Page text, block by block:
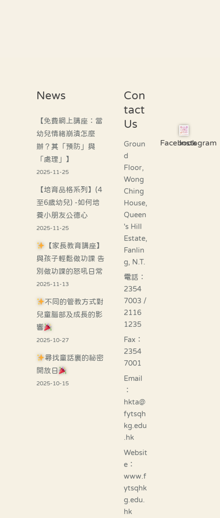
News
【免費網上講座：當
幼兒情緒崩潰怎麼
辦？其「預防」與
「處理」】
2025-11-25
【培育品格系列】(4
至6歲幼兒) -如何培
養小朋友公德心
2025-11-25
【家長教育講座】
與孩子輕鬆做功課 告
別做功課的怒吼日常
2025-11-13
不同的管教方式對
兒童腦部及成長的影
響
2025-10-27
尋找童話裏的祕密
開放日
2025-10-15
Con
tact
Us
Groun
d
Floor,
Wong
Ching
House,
Queen
's Hill
Estate,
Fanlin
g, N.T.
電話：
2354
7003 /
2116
1235
Fax：
2354
7001
Email
：
hkta@
fytsqh
kg.edu
.hk
Websit
e：
www.f
ytsqhk
g.edu.
hk
FacebookInstagram